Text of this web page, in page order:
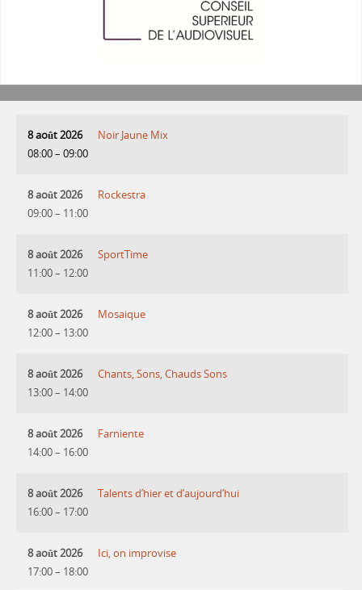
8 août 2026
08:00– 09:00
Noir Jaune Mix
8 août 2026
09:00– 11:00
Rockestra
8 août 2026
11:00– 12:00
SportTime
8 août 2026
12:00– 13:00
Mosaique
8 août 2026
13:00– 14:00
Chants, Sons, Chauds Sons
8 août 2026
14:00– 16:00
Farniente
8 août 2026
16:00– 17:00
Talents d’hier et d’aujourd’hui
8 août 2026
17:00– 18:00
Ici, on improvise